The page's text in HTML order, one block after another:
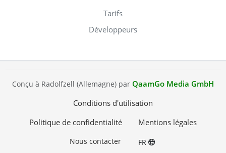
Tarifs
Développeurs
Conçu à Radolfzell (Allemagne) par QaamGo Media GmbH
Conditions d'utilisation
Politique de confidentialité
Mentions légales
Nous contacter FR